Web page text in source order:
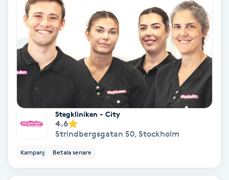
Paraffinbehandling
Pedikyr
Permanent
Permanent hårborttagning
Stegkliniken - City
4.6
Strindbergsgatan 50, Stockholm
Kampanj Betala senare